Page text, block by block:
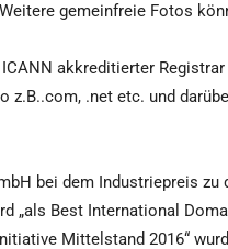
gemeinfreie Fotos
akkreditierter
z.B..com, .net etc. und
bei dem Industriepreis zu
„als Best International
Mittelstand 2016“